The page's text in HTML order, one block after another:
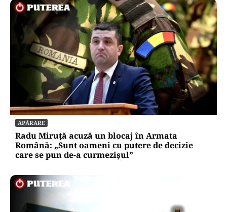
APĂRARE
Radu Miruță acuză un blocaj în Armata
Română: „Sunt oameni cu putere de decizie
care se pun de-a curmezișul”